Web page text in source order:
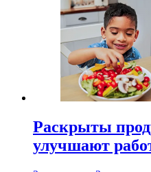
Раскрыты
улучшают